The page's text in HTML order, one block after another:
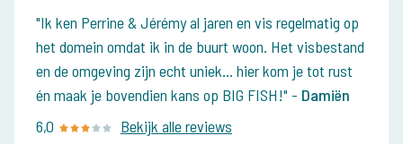
Ik ken Perrine & Jérémy al jaren en vis regelmatig op
het domein omdat ik in de buurt woon. Het visbestand
en de omgeving zijn echt uniek... hier kom je tot rust
én maak je bovendien kans op BIG FISH! - Damiën
6,0
Bekijk alle reviews